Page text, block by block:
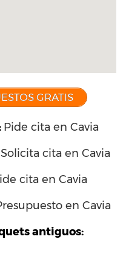
GRATIS
Pide cita en Cavia
Solicita cita en Cavia
cita en Cavia
en Cavia
antiguos: